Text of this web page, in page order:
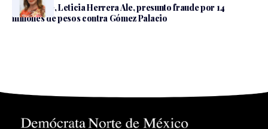
Presidente, Leticia Herrera Ale, presunto fraude por 14
millones de pesos contra Gómez Palacio